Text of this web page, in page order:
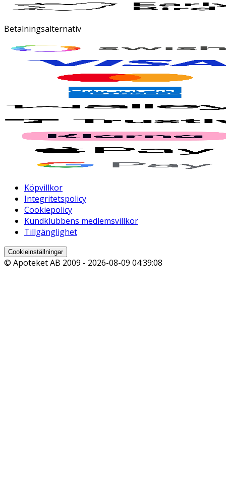
Betalningsalternativ
Köpvillkor
Integritetspolicy
Cookiepolicy
Kundklubbens medlemsvillkor
Tillgänglighet
Cookieinställningar
© Apoteket AB 2009 - 2026-08-09 04:39:08